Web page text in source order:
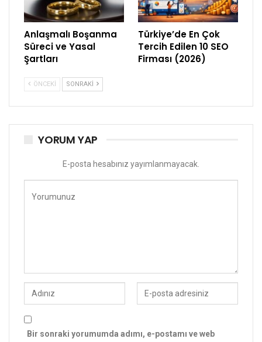
Anlaşmalı Boşanma
Süreci ve Yasal
Şartları
Türkiye’de En Çok
Tercih Edilen 10 SEO
Firması (2026)
ÖNCEKI SONRAKI
YORUM YAP
E-posta hesabınız yayımlanmayacak.
Bir sonraki yorumumda adımı, e-postamı ve web